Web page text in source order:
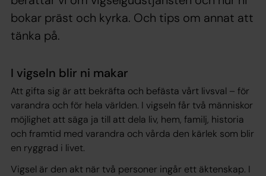
bokar präst och kyrka. Och tips om annat att
tänka på.
I vigseln blir ni makar
Att gifta sig är att bekräfta och befästa vårt livsval – för
varandra och för hela världen. I vigseln får två människor
möjlighet att säga ja till att dela liv, hem, familj, historia
och framtid med varandra och vårda den kärlek som blir
en ryggrad i livet.
Vigsel är den akt när två personer ingår ett äktenskap. I